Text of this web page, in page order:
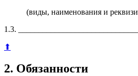
(виды, наименования и
1.3.
⬆
2. Обязанности